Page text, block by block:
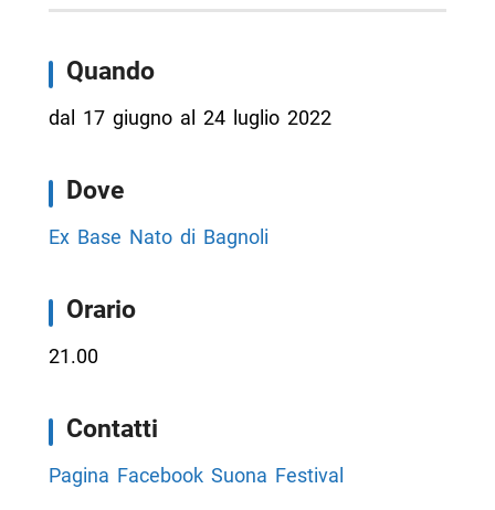
Quando
dal 17 giugno al 24 luglio 2022
Dove
Ex Base Nato di Bagnoli
Orario
21.00
Contatti
Pagina Facebook Suona Festival